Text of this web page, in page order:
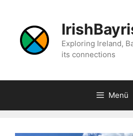
springen
Exploring Ireland,
its connections
Menü